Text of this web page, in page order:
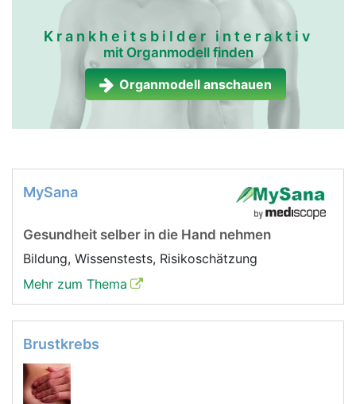
Krankheitsbilder interaktiv
mit Organmodell finden
Organmodell anschauen
MySana
Gesundheit selber in die Hand nehmen
Bildung, Wissenstests, Risikoschätzung
Mehr zum Thema
Brustkrebs